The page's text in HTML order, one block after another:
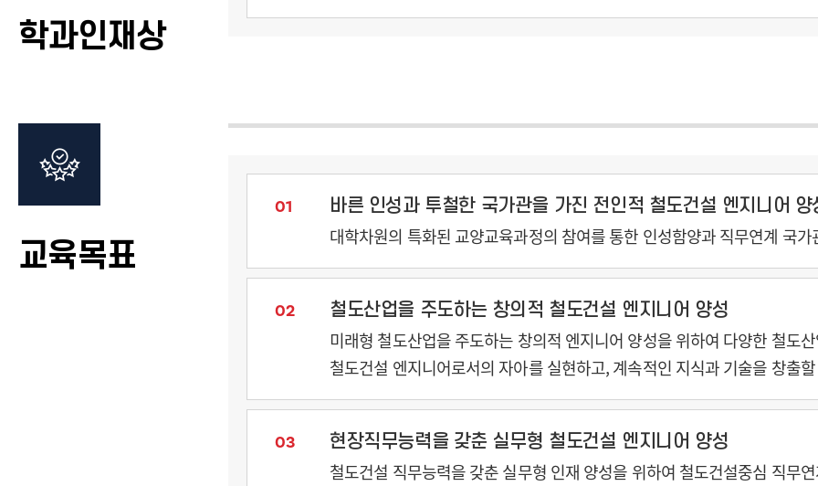
학과인재상
교육목표
01 바른 인성과 투철한 국가관을 가진 전인적 철도건설 엔지니어 양
대학차원의 특화된 교양교육과정의 참여를 통한 인성함양과 직무연계 국
02 철도산업을 주도하는 창의적 철도건설 엔지니어 양성
미래형 철도산업을 주도하는 창의적 엔지니어 양성을 위하여 다양한 철도
철도건설 엔지니어로서의 자아를 실현하고, 계속적인 지식과 기술을 창출
03 현장직무능력을 갖춘 실무형 철도건설 엔지니어 양성
철도건설 직무능력을 갖춘 실무형 인재 양성을 위하여 철도건설중심 직무